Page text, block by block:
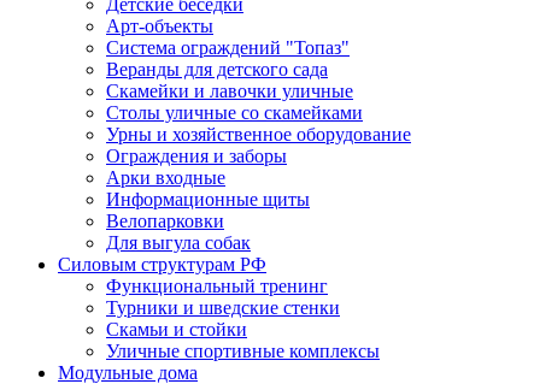
Детские беседки
Арт-объекты
Система ограждений "Топаз"
Веранды для детского сада
Скамейки и лавочки уличные
Столы уличные со скамейками
Урны и хозяйственное оборудование
Ограждения и заборы
Арки входные
Информационные щиты
Велопарковки
Для выгула собак
Силовым структурам РФ
Функциональный тренинг
Турники и шведские стенки
Скамьи и стойки
Уличные спортивные комплексы
Модульные дома